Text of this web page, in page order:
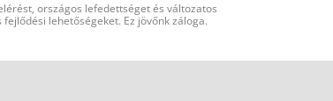
országos lefedettséget és változatos
lehetőségeket. Ez jövőnk záloga.